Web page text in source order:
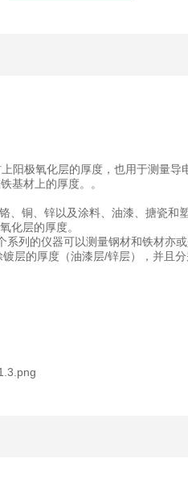
极氧化层的厚度，也用于测量导
基材上的厚度。。
铜、锌以及涂料、油漆、搪瓷和塑
化层的厚度。
列的仪器可以测量钢材和铁材亦
层的厚度（油漆层/锌层），并且分